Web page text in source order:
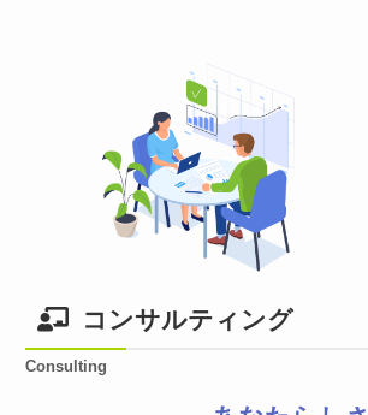
コンサルティング
Consulting